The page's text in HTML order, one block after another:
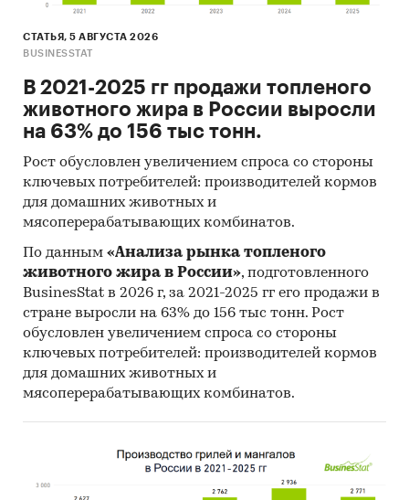
СТАТЬЯ, 5 АВГУСТА 2026
BUSINESSTAT
В 2021-2025 гг продажи топленого
животного жира в России выросли
на 63% до 156 тыс тонн.
Рост обусловлен увеличением спроса со стороны
ключевых потребителей: производителей кормов
для домашних животных и
мясоперерабатывающих комбинатов.
По данным «Анализа рынка топленого
животного жира в России», подготовленного
BusinesStat в 2026 г, за 2021-2025 гг его продажи в
стране выросли на 63% до 156 тыс тонн. Рост
обусловлен увеличением спроса со стороны
ключевых потребителей: производителей кормов
для домашних животных и
мясоперерабатывающих комбинатов.